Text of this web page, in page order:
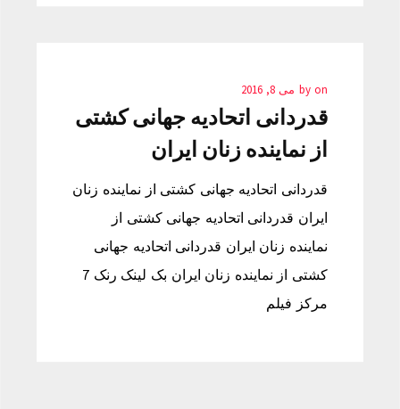
by on می 8, 2016
قدردانی اتحادیه جهانی کشتی
از نماینده زنان ایران
قدردانی اتحادیه جهانی کشتی از نماینده زنان
ایران قدردانی اتحادیه جهانی کشتی از
نماینده زنان ایران قدردانی اتحادیه جهانی
کشتی از نماینده زنان ایران بک لینک رنک 7
مرکز فیلم